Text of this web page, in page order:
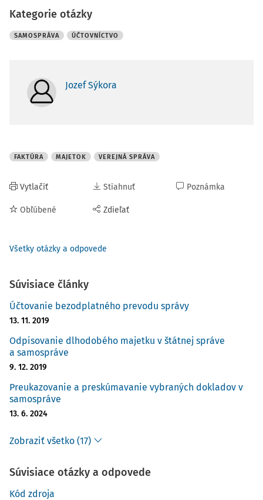
Kategorie otázky
SAMOSPRÁVA ÚČTOVNÍCTVO
Jozef Sýkora
FAKTÚRA MAJETOK VEREJNÁ SPRÁVA
Vytlačiť
Obľúbené
Stiahnuť
Zdieľať
Poznámka
Všetky otázky a odpovede
Súvisiace články
Účtovanie bezodplatného prevodu správy
13. 11. 2019
Odpisovanie dlhodobého majetku v štátnej správe
a samospráve
9. 12. 2019
Preukazovanie a preskúmavanie vybraných dokladov v
samospráve
13. 6. 2024
Zobraziť všetko (17)
Súvisiace otázky a odpovede
Kód zdroja